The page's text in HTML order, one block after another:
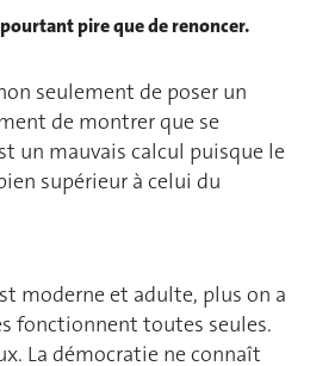
pire que de renoncer.
seulement de poser un
de montrer que se
un mauvais calcul puisque le
supérieur à celui du
moderne et adulte, plus on a
fonctionnent toutes seules.
La démocratie ne connaît